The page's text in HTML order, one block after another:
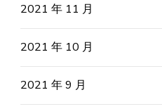
2021 年 11 月
2021 年 10 月
2021 年 9 月